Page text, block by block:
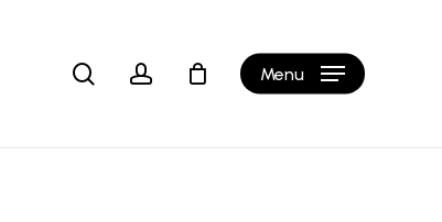
searchaccount Menu Cart